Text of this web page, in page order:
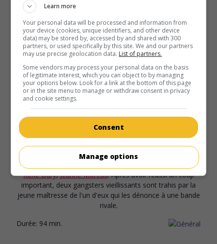
Fr. 1954. Dramede Edmond T. Gréville avec Jean Gabin
Henri Vidal, Andrée Debar. Un capitaine, chargé de renflouer
l'épave d'un navire, y découvre une femme assassinée.
Durée: 85 min.
sur mes écrans
Touchez pas au grisbi
Fr. 1953. Drame policier Jean Gabin
René Dary,Jeanne Moreau. Après avoir réussi un coup
important, deux gangsters vieillissants sont trahis par la
jeune maîtresse de l'un d'eux qui les dénonce à une bande
rivale.
Durée: 94 min.
Learn more
Your personal data will be processed and information from
your device (cookies, unique identifiers, and other device
data) may be stored by, accessed by and shared with 300
partners, or used specifically by this site. We and our partners
may use precise geolocation data. List of partners.
Some vendors may process your personal data on the basis
of legitimate interest, which you can object to by managing
your options below. Look for a link at the bottom of this page
or in the site menu to manage or withdraw consent in privacy
and cookie settings.
Consent
Manage options